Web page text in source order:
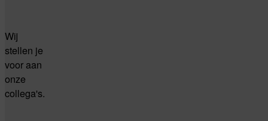
Wij
stellen je
voor aan
onze
collega's.